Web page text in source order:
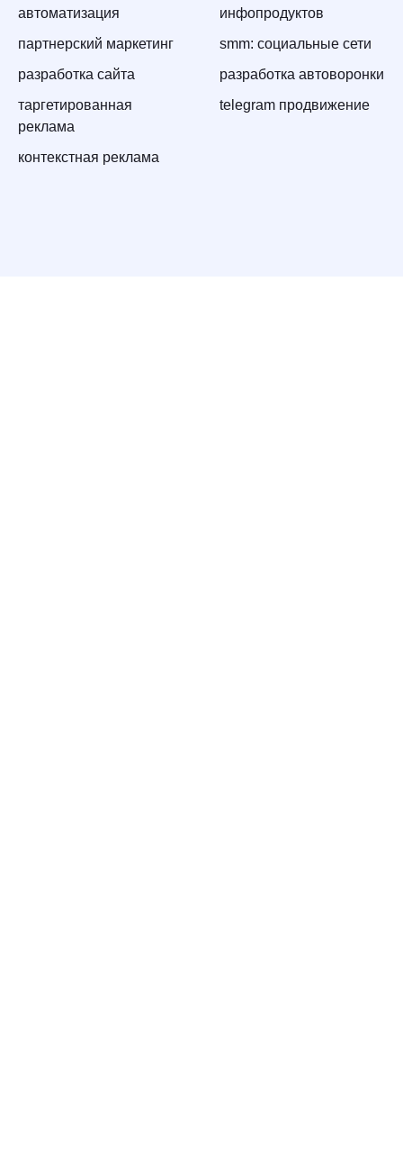
автоматизация
партнерский маркетинг
разработка сайта
таргетированная
реклама
контекстная реклама
инфопродуктов
smm: социальные сети
разработка автоворонки
telegram продвижение